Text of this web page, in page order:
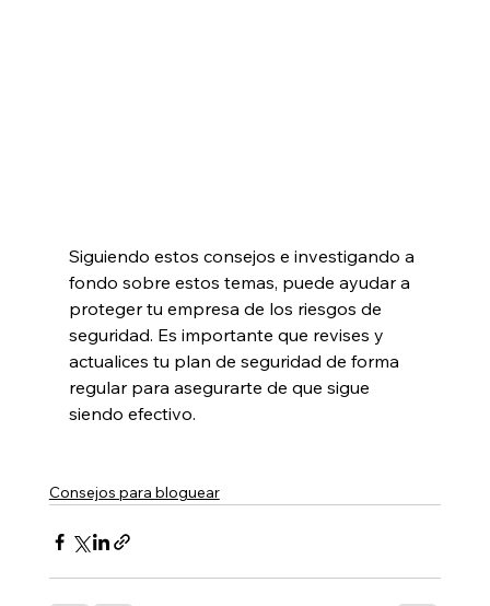
Siguiendo estos consejos e investigando a
fondo sobre estos temas, puede ayudar a
proteger tu empresa de los riesgos de
seguridad. Es importante que revises y
actualices tu plan de seguridad de forma
regular para asegurarte de que sigue
siendo efectivo.
Consejos para bloguear